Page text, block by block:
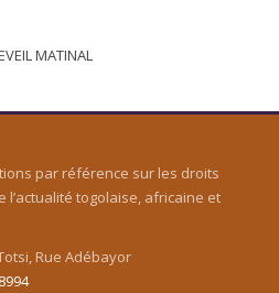
par référence sur les droits
l’actualité togolaise, africaine et
Rue Adébayor